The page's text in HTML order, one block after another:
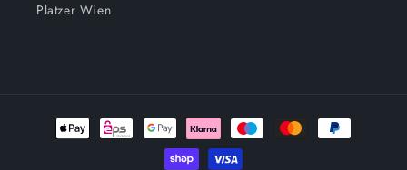
Platzer Wien
Zahlungsmethoden